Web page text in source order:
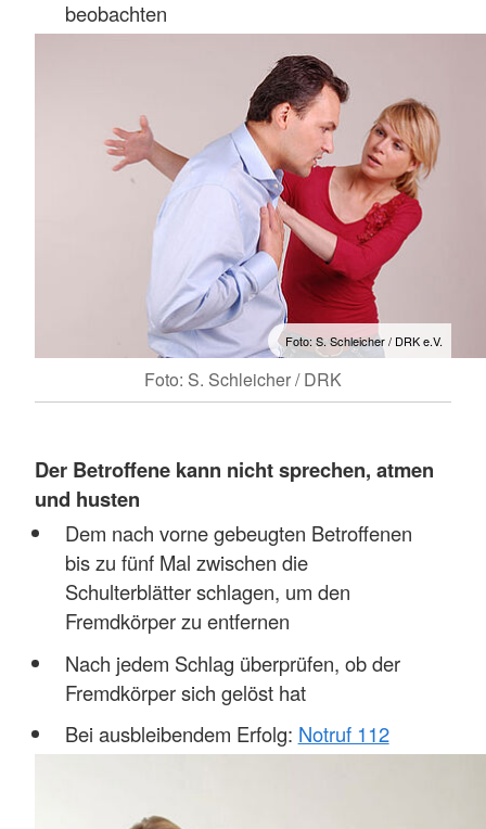
beobachten
Foto: S. Schleicher / DRK e.V.
Foto: S. Schleicher / DRK
Der Betroffene kann nicht sprechen, atmen
und husten
Dem nach vorne gebeugten Betroffenen
bis zu fünf Mal zwischen die
Schulterblätter schlagen, um den
Fremdkörper zu entfernen
Nach jedem Schlag überprüfen, ob der
Fremdkörper sich gelöst hat
Bei ausbleibendem Erfolg: Notruf 112